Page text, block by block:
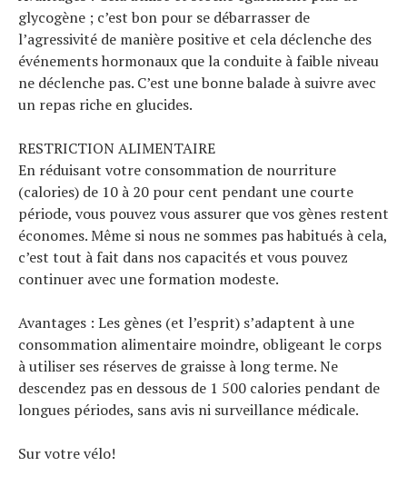
glycogène ; c’est bon pour se débarrasser de
l’agressivité de manière positive et cela déclenche des
événements hormonaux que la conduite à faible niveau
ne déclenche pas. C’est une bonne balade à suivre avec
un repas riche en glucides.
RESTRICTION ALIMENTAIRE
En réduisant votre consommation de nourriture
(calories) de 10 à 20 pour cent pendant une courte
période, vous pouvez vous assurer que vos gènes restent
économes. Même si nous ne sommes pas habitués à cela,
c’est tout à fait dans nos capacités et vous pouvez
continuer avec une formation modeste.
Avantages : Les gènes (et l’esprit) s’adaptent à une
consommation alimentaire moindre, obligeant le corps
à utiliser ses réserves de graisse à long terme. Ne
descendez pas en dessous de 1 500 calories pendant de
longues périodes, sans avis ni surveillance médicale.
Sur votre vélo!